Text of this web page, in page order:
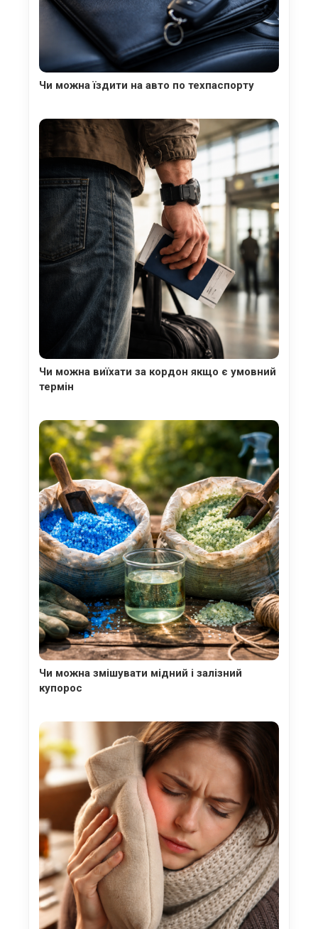
Чи можна їздити на авто по техпаспорту
Чи можна виїхати за кордон якщо є умовний
термін
Чи можна змішувати мідний і залізний
купорос